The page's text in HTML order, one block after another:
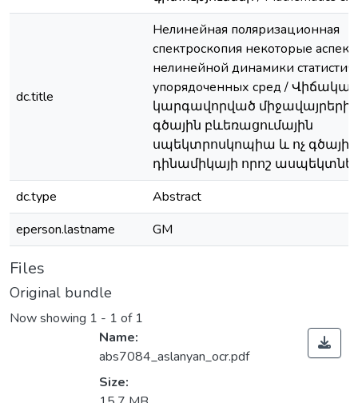
dc.title
Нелинейная поляризационная
спектроскопия некоторые
нелинейной динамики
упорядоченных сред /
կարգավորված միջավայրերի
գծային բևեռացումային
սպեկտրոսկոպիա և ոչ գծային
դինամիկայի որոշ
dc.type
Abstract
eperson.lastname
GM
Files
Original bundle
Now showing 1 - 1 of 1
Name:
abs7084_aslanyan_ocr.pdf
Size: